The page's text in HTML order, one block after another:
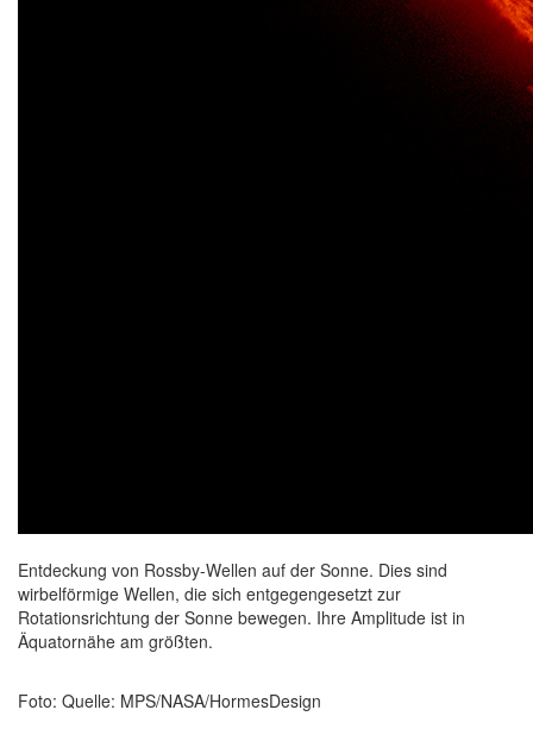
Entdeckung von Rossby-Wellen auf der Sonne. Dies sind
wirbelförmige Wellen, die sich entgegengesetzt zur
Rotationsrichtung der Sonne bewegen. Ihre Amplitude ist in
Äquatornähe am größten.
Foto: Quelle: MPS/NASA/HormesDesign